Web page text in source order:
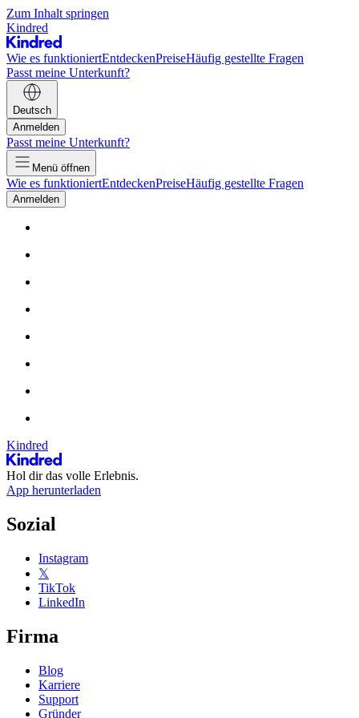
Zum Inhalt springen
Kindred
Wie es funktioniertEntdeckenPreiseHäufig gestellte Fragen
Passt meine Unterkunft?
Deutsch
Anmelden
Passt meine Unterkunft?
Menü öffnen
Wie es funktioniertEntdeckenPreiseHäufig gestellte Fragen
Anmelden
Kindred
Hol dir das volle Erlebnis.
App herunterladen
Sozial
Instagram
𝕏
TikTok
LinkedIn
Firma
Blog
Karriere
Support
Gründer